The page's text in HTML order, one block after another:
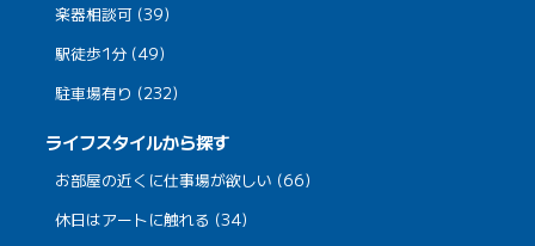
楽器相談可 (39)
駅徒歩1分 (49)
駐車場有り (232)
ライフスタイルから探す
お部屋の近くに仕事場が欲しい (66)
休日はアートに触れる (34)